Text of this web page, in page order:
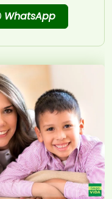
WhatsApp